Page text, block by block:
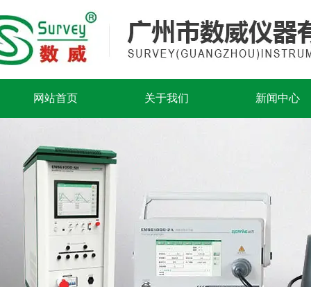
网站首页 关于我们 新闻中心